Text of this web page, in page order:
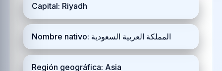
Capital: Riyadh
Nombre nativo: المملكة العربية السعودية
Región geográfica: Asia